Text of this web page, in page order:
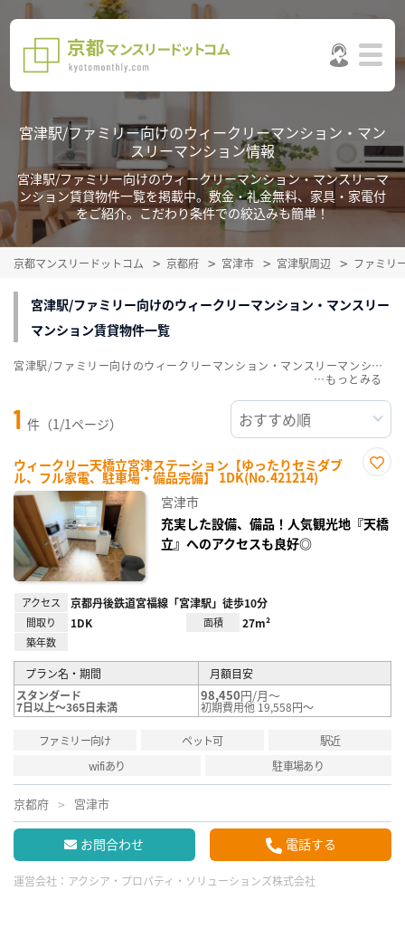
宮津駅/ファミリー向けのウィークリーマンション・マン
スリーマンション情報
宮津駅/ファミリー向けのウィークリーマンション・マンスリーマ
ンション賃貸物件一覧を掲載中。敷金・礼金無料、家具・家電付
をご紹介。こだわり条件での絞込みも簡単！
京都マンスリードットコム 京都府 宮津市 宮津駅周辺 ファミリ
宮津駅/ファミリー向けのウィークリーマンション・マンスリー
マンション賃貸物件一覧
1 件（1/1ページ）
ウィークリー天橋立宮津ステーション【ゆったりセミダブ
ル、フル家電、駐車場・備品完備】 1DK(No.421214)
録
宮津市
充実した設備、備品！人気観光地『天橋
立』へのアクセスも良好◎
アクセス 京都丹後鉄道宮福線「宮津駅」徒歩10分
間取り 1DK 面積 27m²
築年数
プラン名・期間
月額目安
スタンダード
7日以上～365日未満
98,450円/月～
初期費用他 19,558円～
ファミリー向け ペット可
駅近
wifiあり
駐車場あり
京都府 宮津市
お問合わせ 電話する
運営会社： アクシア・プロパティ・ソリューションズ株式会社
宮津駅/ファミリー向けのウィークリーマンション・マンスリーマンション賃貸物件一覧を掲載中。敷金・礼金無料、家具・家電付をご紹介。こだわり条件での絞込みも簡単！
…